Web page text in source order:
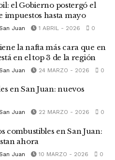
el Gobierno postergó el
impuestos hasta mayo
Juan 1 ABRIL - 2026 0
la nafta más cara que en
en el top 3 de la región
Juan 24 MARZO - 2026 0
en San Juan: nuevos
Juan 22 MARZO - 2026 0
combustibles en San Juan:
ahora
Juan 10 MARZO - 2026 0